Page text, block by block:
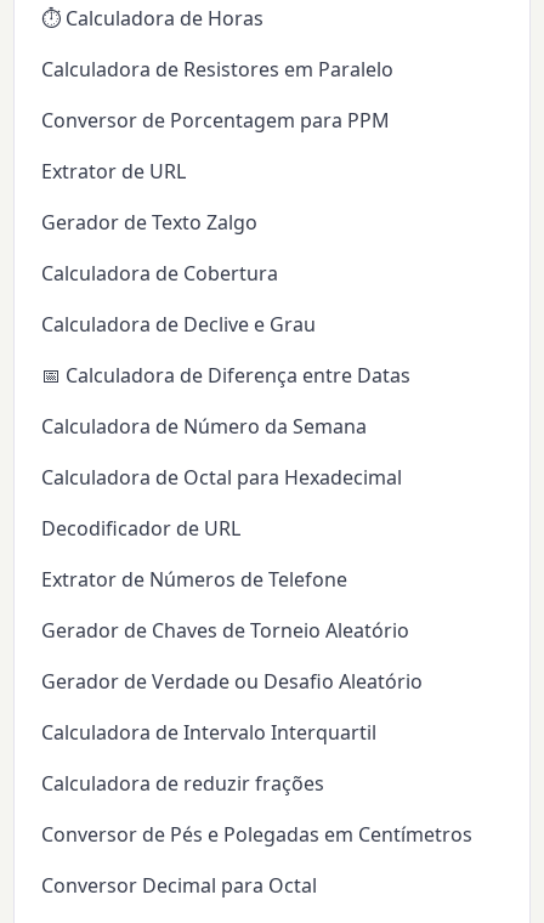
⏱️ Calculadora de Horas
Calculadora de Resistores em Paralelo
Conversor de Porcentagem para PPM
Extrator de URL
Gerador de Texto Zalgo
Calculadora de Cobertura
Calculadora de Declive e Grau
📅 Calculadora de Diferença entre Datas
Calculadora de Número da Semana
Calculadora de Octal para Hexadecimal
Decodificador de URL
Extrator de Números de Telefone
Gerador de Chaves de Torneio Aleatório
Gerador de Verdade ou Desafio Aleatório
Calculadora de Intervalo Interquartil
Calculadora de reduzir frações
Conversor de Pés e Polegadas em Centímetros
Conversor Decimal para Octal